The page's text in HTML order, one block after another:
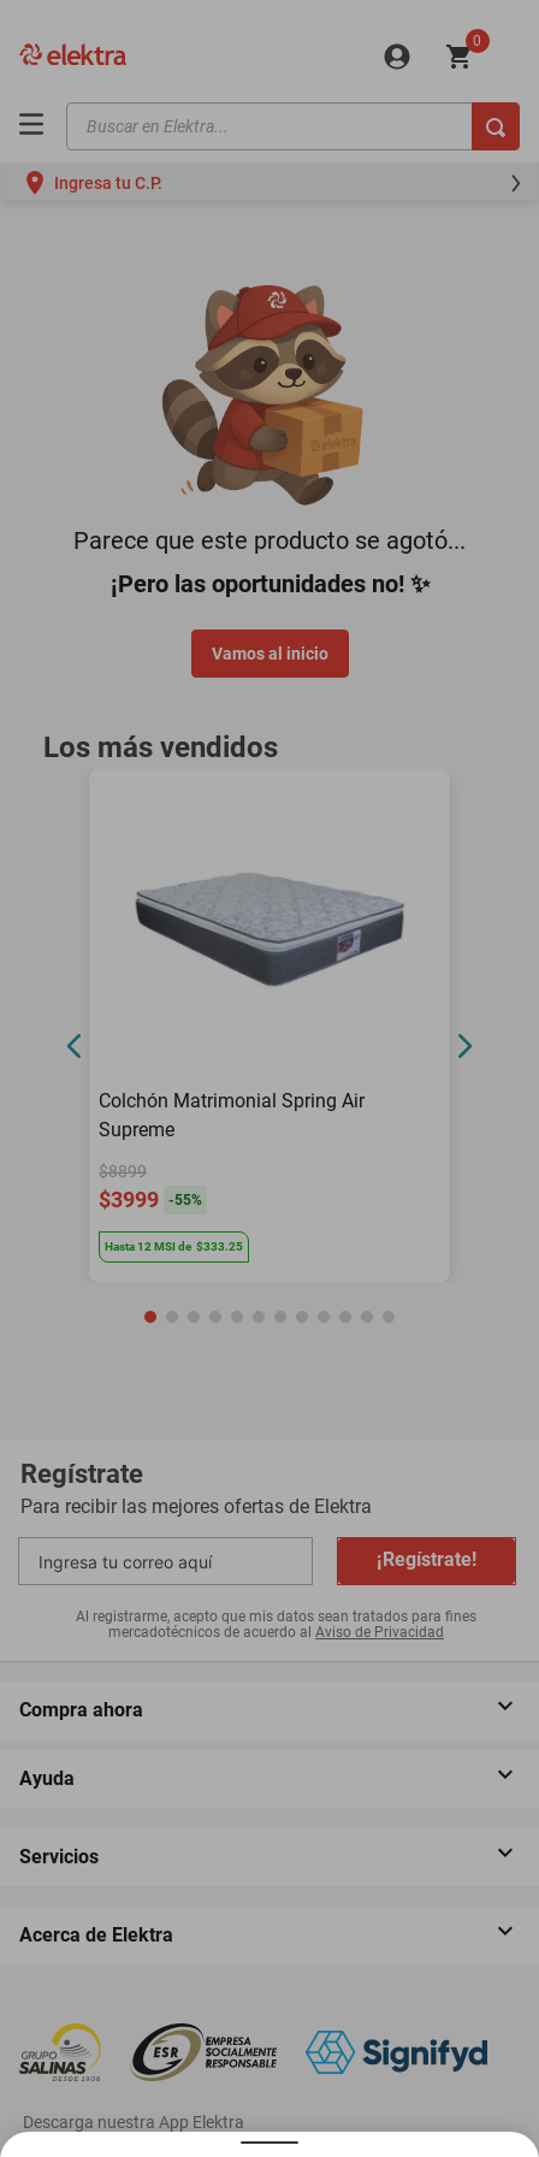
0
Buscar en Elektra...
Ingresa tu C.P.
Parece que este producto se agotó...
¡Pero las oportunidades no! ✨
Vamos al inicio
Los más vendidos
Colchón Matrimonial Spring Air
Supreme
$8899
$3999 -55%
Hasta12 MSIde $333.25
Regístrate
Para recibir las mejores ofertas de Elektra
¡Regístrate!
Al registrarme, acepto que mis datos sean tratados para fines
mercadotécnicos de acuerdo al Aviso de Privacidad
Compra ahora
Ayuda
Servicios
Acerca de Elektra
‎ Descarga nuestra App Elektra
motos
oppo
minisplit